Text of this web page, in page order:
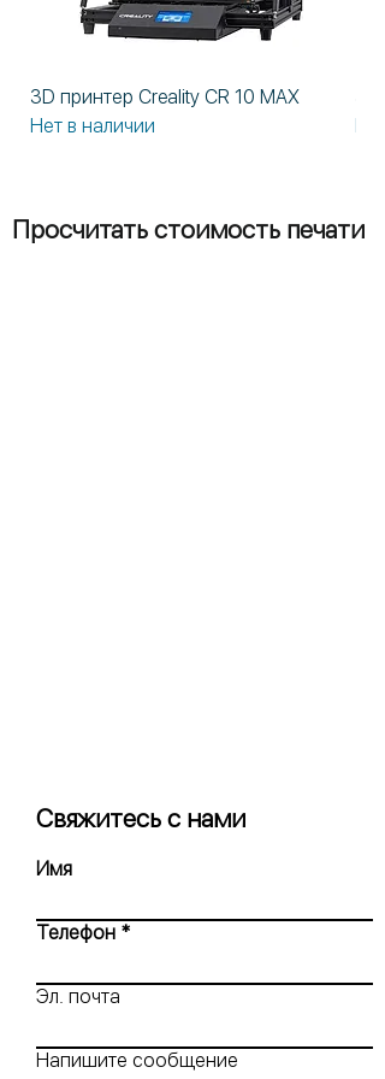
3D принтер Creality CR 10 MAX
Нет в наличии
Просчитать стоимость печати
Свяжитесь с нами
Имя
Телефон
Эл. почта
Напишите сообщение